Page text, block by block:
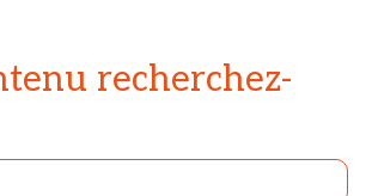
recherchez-